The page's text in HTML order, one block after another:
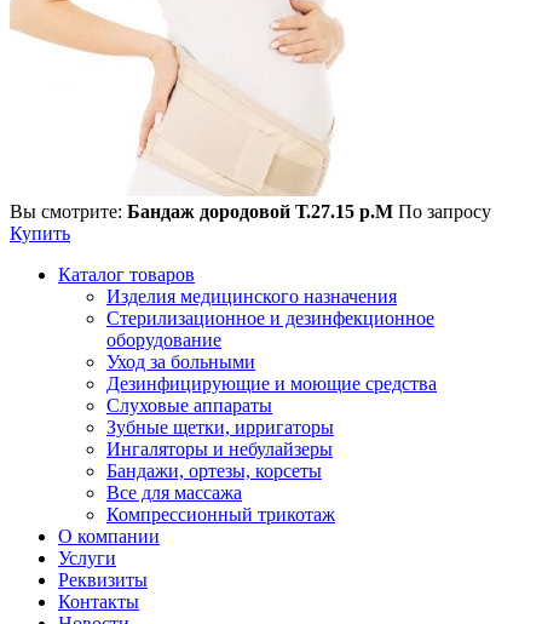
Вы смотрите: Бандаж дородовой Т.27.15 р.М По запросу
Купить
Каталог товаров
Изделия медицинского назначения
Стерилизационное и дезинфекционное
оборудование
Уход за больными
Дезинфицирующие и моющие средства
Слуховые аппараты
Зубные щетки, ирригаторы
Ингаляторы и небулайзеры
Бандажи, ортезы, корсеты
Все для массажа
Компрессионный трикотаж
О компании
Услуги
Реквизиты
Контакты